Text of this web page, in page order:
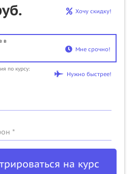
Хочу скидку!
в
Мне срочно!
по курсу:
Нужно быстрее!
*
на курс